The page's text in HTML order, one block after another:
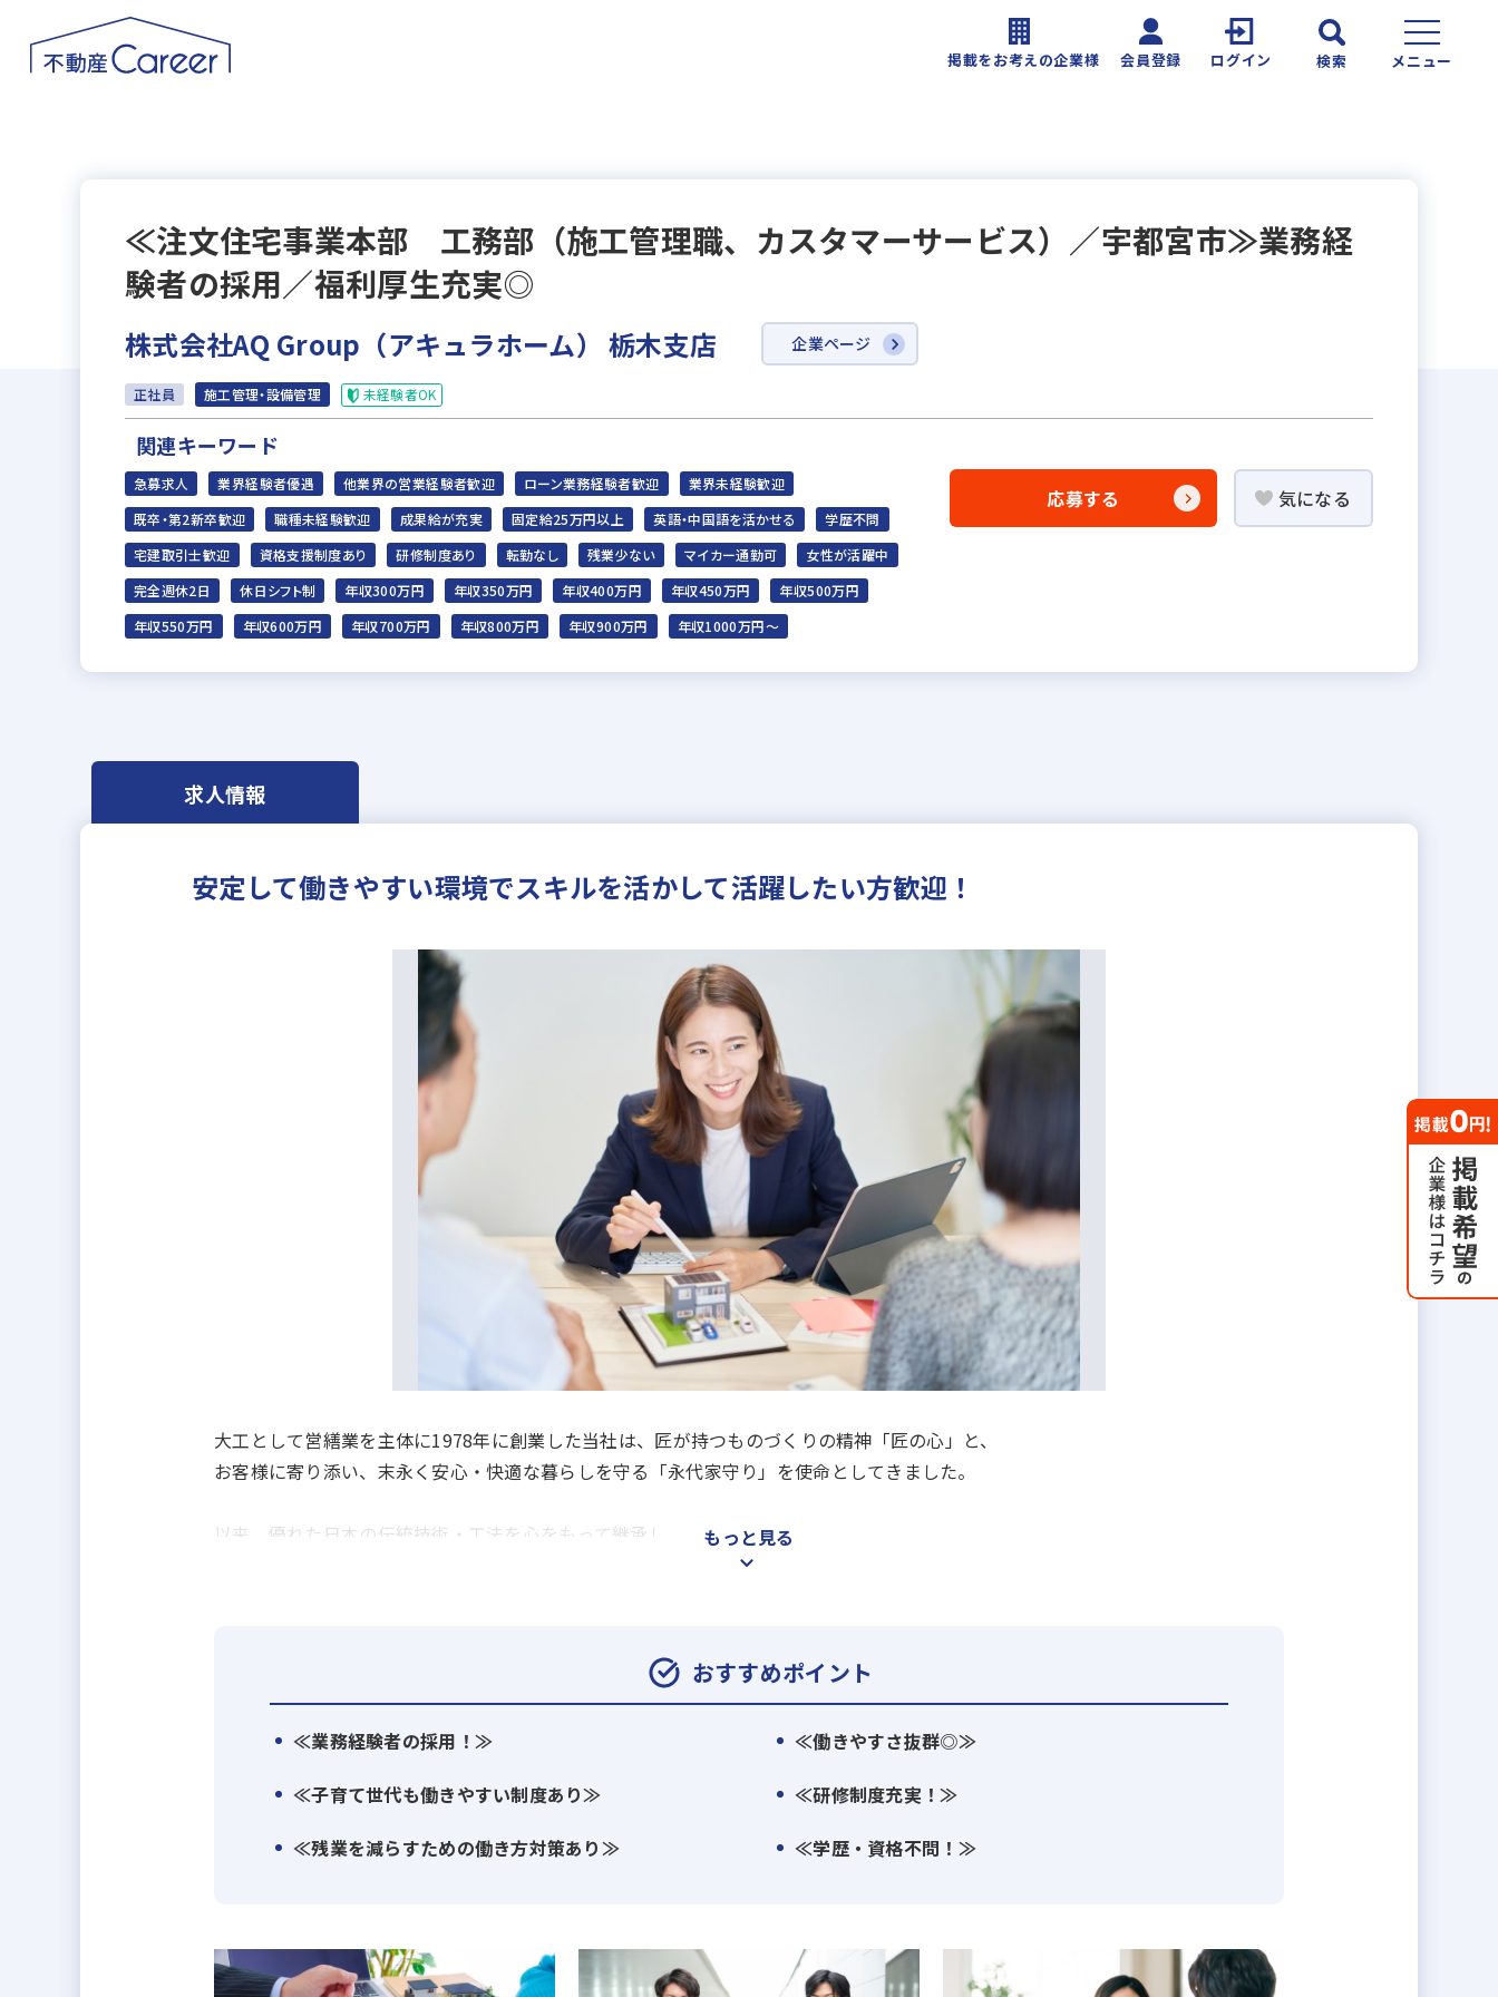
掲載をお考えの企業様 会員登録 ログイン 検索 メニュー
≪注文住宅事業本部 工務部（施工管理職、カスタマーサービス）／宇都宮市≫業務経
験者の採用／福利厚生充実◎
株式会社AQ Group（アキュラホーム） 栃木支店 企業ページ
正社員 施工管理・設備管理 未経験者OK
関連キーワード
急募求人 業界経験者優遇 他業界の営業経験者歓迎 ローン業務経験者歓迎
業界未経験歓迎
既卒・第2新卒歓迎
職種未経験歓迎 成果給が充実 固定給25万円以上 英語・中国語を活かせる
学歴不問
宅建取引士歓迎
資格支援制度あり 研修制度あり 転勤なし 残業少ない マイカー通勤可
女性が活躍中
完全週休2日
休日シフト制 年収300万円 年収350万円 年収400万円 年収450万円
年収500万円
年収550万円
年収600万円 年収700万円 年収800万円 年収900万円 年収1000万円～
応募する 気になる
求人情報
安定して働きやすい環境でスキルを活かして活躍したい方歓迎！
大工として営繕業を主体に1978年に創業した当社は、匠が持つものづくりの精神「匠の心」と、
お客様に寄り添い、末永く安心・快適な暮らしを守る「永代家守り」を使命としてきました。
以来、優れた日本の伝統技術・工法を心をもって継承し、
さらに独自に進化した当社の木造建築技術を根幹に、安全で現代に適した「木造注文住宅」を実現。
「平屋から5階建てまで」「低価格帯住宅から邸宅まで」のすべてを適正価格で提供しています。
定期点検はもとより、木造住宅メーカーとして培った経験を活かして、まちづくり、土地探し、
資産活用やリフォームといった「住」に関する一貫したサービスを展開。
それを叶えるべく当社は、ESG、CSR、SDGsを柱として社会における自らの責任と役割を果たし、
もっと見る
おすすめポイント
≪業務経験者の採用！≫
≪働きやすさ抜群◎≫
≪子育て世代も働きやすい制度あり≫
≪研修制度充実！≫
≪残業を減らすための働き方対策あり≫
≪学歴・資格不問！≫